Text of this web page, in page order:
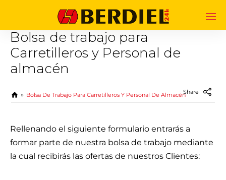
Bolsa de trabajo para
Carretilleros y Personal de
almacén
Bolsa De Trabajo Para Carretilleros Y Personal De AlmacénShare
Rellenando el siguiente formulario entrarás a
formar parte de nuestra bolsa de trabajo mediante
la cual recibirás las ofertas de nuestros Clientes: